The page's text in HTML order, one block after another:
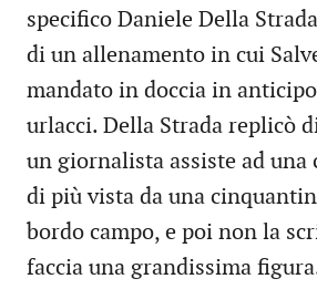
specifico Daniele Della
di un allenamento in cui
mandato in doccia in
urlacci. Della Strada replicò
un giornalista assiste ad una
di più vista da una
bordo campo, e poi non la
faccia una grandissima